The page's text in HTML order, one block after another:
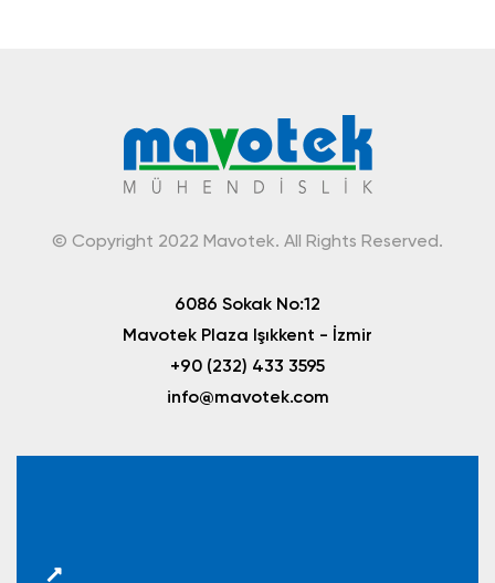
© Copyright 2022 Mavotek. All Rights Reserved.
6086 Sokak No:12
Mavotek Plaza Işıkkent - İzmir
+90 (232) 433 3595
info@mavotek.com